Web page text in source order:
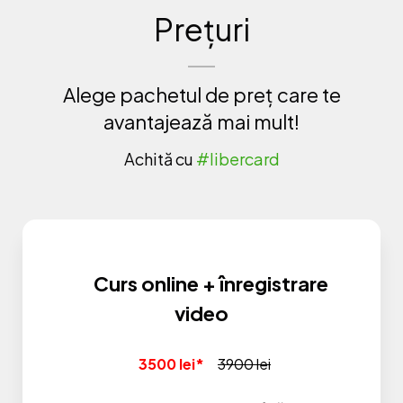
Transformări simple ale datelor in redactorul
Prețuri
Alege pachetul de preț care te
avantajează mai mult!
Achită cu #libercard
Curs online + înregistrare
video
3500 lei* 3900 lei